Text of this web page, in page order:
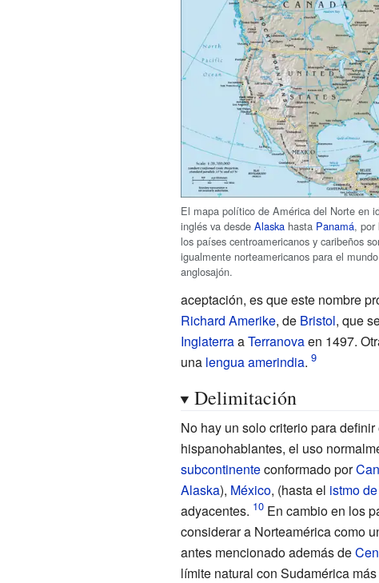
El mapa político de América del Norte en
inglés va desde Alaskahasta Panamá, por
los países centroamericanos y caribeños
igualmente norteamericanos para el mundo
anglosajón.
aceptación, es que este nombre
Richard Amerike, de Bristol, que
InglaterraaTerranovaen 1497.
una lengua amerindia.
Delimitación
No hay un solo criterio para
hispanohablantes, el uso
subcontinenteconformado por
Alaska), México, (hasta el istmo
adyacentes.
En cambio en los
considerar a Norteamérica como
antes mencionado además de
límite natural con Sudamérica